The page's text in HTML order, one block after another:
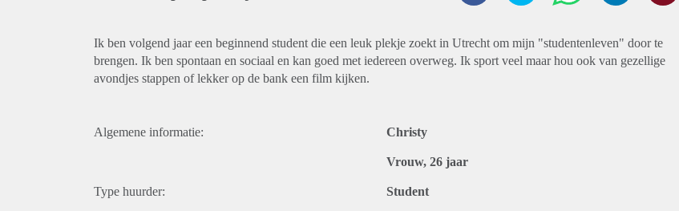
Ik ben volgend jaar een beginnend student die een leuk plekje zoekt in Utrecht om mijn "studentenleven" door te
brengen. Ik ben spontaan en sociaal en kan goed met iedereen overweg. Ik sport veel maar hou ook van gezellige
avondjes stappen of lekker op de bank een film kijken.
Algemene informatie: Christy
Vrouw, 26 jaar
Type huurder: Student